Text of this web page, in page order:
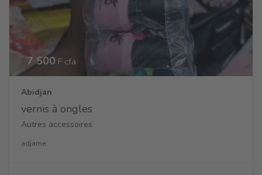
7 500 F cfa
Abidjan
vernis à ongles
Autres accessoires
adjame